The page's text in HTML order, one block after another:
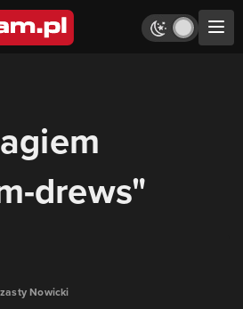
drews"
Nowicki